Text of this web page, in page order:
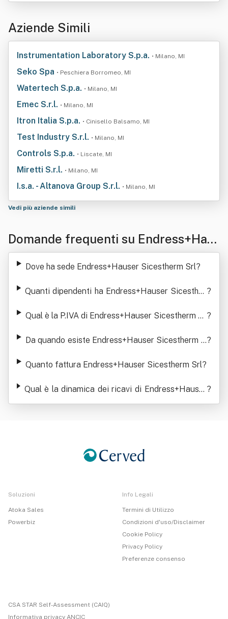
Aziende Simili
Instrumentation Laboratory S.p.a. • Milano, MI
Seko Spa • Peschiera Borromeo, MI
Watertech S.p.a. • Milano, MI
Emec S.r.l. • Milano, MI
Itron Italia S.p.a. • Cinisello Balsamo, MI
Test Industry S.r.l. • Milano, MI
Controls S.p.a. • Liscate, MI
Miretti S.r.l. • Milano, MI
I.s.a. - Altanova Group S.r.l. • Milano, MI
Vedi più aziende simili
Domande frequenti su Endress+Hau
ser Sicestherm Srl
Dove ha sede Endress+Hauser Sicestherm Srl?
Quanti dipendenti ha Endress+Hauser Sicesther ?
Qual è la P.IVA di Endress+Hauser Sicestherm Sr ?
Da quando esiste Endress+Hauser Sicestherm S?
Quanto fattura Endress+Hauser Sicestherm Srl?
Qual è la dinamica dei ricavi di Endress+Hauser
Sicestherm Srl
?
Soluzioni
Atoka Sales
Powerbiz
Info Legali
Termini di Utilizzo
Condizioni d'uso/Disclaimer
Cookie Policy
Privacy Policy
Preferenze consenso
CSA STAR Self-Assessment (CAIQ)
Informativa privacy ANCIC